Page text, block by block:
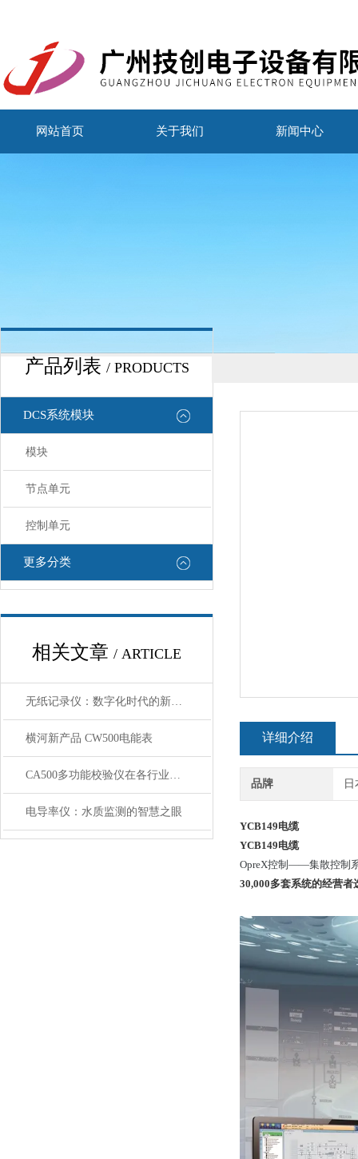
网站首页 关于我们 新闻中心
产品列表 / PRODUCTS
DCS系统模块
模块
节点单元
控制单元
更多分类
相关文章 / ARTICLE
无纸记录仪：数字化时代的新选择
横河新产品 CW500电能表
CA500多功能校验仪在各行业和领域的应用
电导率仪：水质监测的智慧之眼
详细介绍
品牌
YCB149电缆
YCB149电缆
OpreX控制——集散控制
30,000多套系统的经营